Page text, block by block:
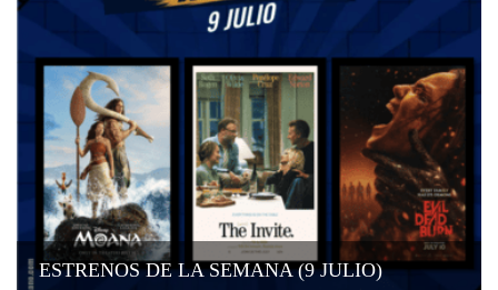
ESTRENOS DE LA SEMANA (9 JULIO)